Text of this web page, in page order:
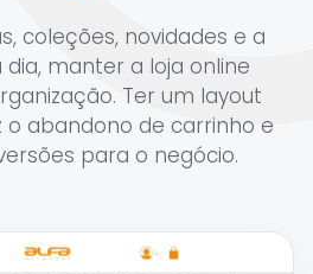
coleções, novidades e a
manter a loja online
Ter um layout
o abandono de carrinho e
para o negócio.